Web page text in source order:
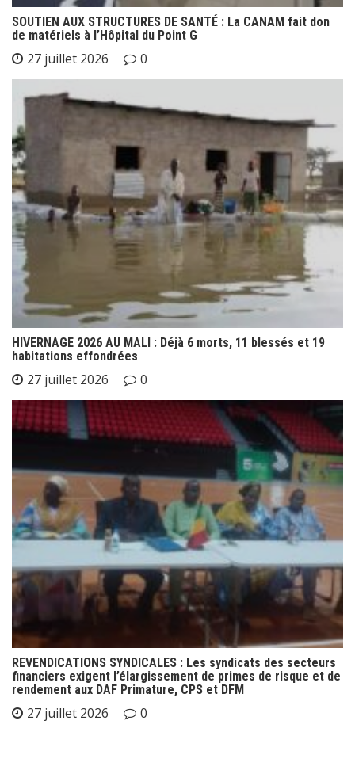
SOUTIEN AUX STRUCTURES DE SANTÉ : La CANAM fait don
de matériels à l’Hôpital du Point G
27 juillet 2026 0
HIVERNAGE 2026 AU MALI : Déjà 6 morts, 11 blessés et 19
habitations effondrées
27 juillet 2026 0
REVENDICATIONS SYNDICALES : Les syndicats des secteurs
financiers exigent l’élargissement de primes de risque et de
rendement aux DAF Primature, CPS et DFM
27 juillet 2026 0